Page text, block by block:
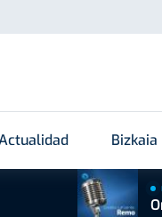
Bizkaia